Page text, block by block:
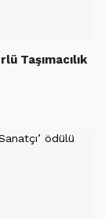
Taşımacılık